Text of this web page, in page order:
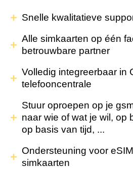
Snelle kwalitatieve
Alle simkaarten op één
betrouwbare partner
Volledig integreerbaar in
telefooncentrale
Stuur oproepen op je
naar wie of wat je wil, op
op basis van tijd, ...
Ondersteuning voor
simkaarten